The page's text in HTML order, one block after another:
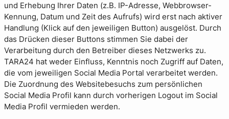
und Erhebung Ihrer Daten (z.B. IP-Adresse, Webbrowser-
Kennung, Datum und Zeit des Aufrufs) wird erst nach aktiver
Handlung (Klick auf den jeweiligen Button) ausgelöst. Durch
das Drücken dieser Buttons stimmen Sie dabei der
Verarbeitung durch den Betreiber dieses Netzwerks zu.
TARA24 hat weder Einfluss, Kenntnis noch Zugriff auf Daten,
die vom jeweiligen Social Media Portal verarbeitet werden.
Die Zuordnung des Websitebesuchs zum persönlichen
Social Media Profil kann durch vorherigen Logout im Social
Media Profil vermieden werden.